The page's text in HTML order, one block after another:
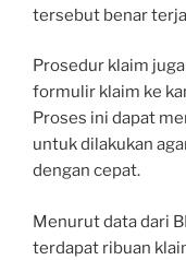
tersebut benar
Prosedur klaim
formulir klaim ke
Proses ini dapat
untuk dilakukan
dengan cepat.
Menurut data dari
terdapat ribuan